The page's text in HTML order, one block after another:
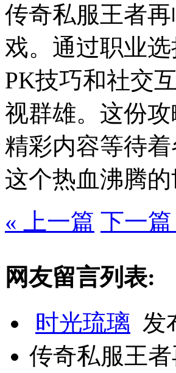
传奇私服王者
戏。通过职业
PK技巧和社交
视群雄。这份
精彩内容等待
这个热血沸腾
« 上一篇 下一篇
网友留言列表:
时光琉璃 发
传奇私服王